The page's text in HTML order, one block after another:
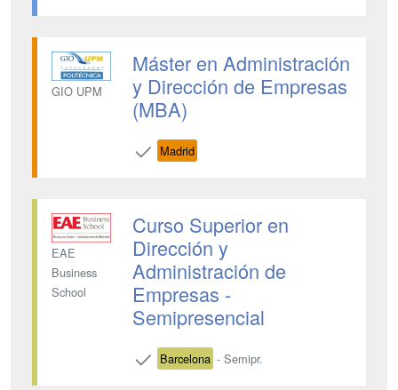
GIO UPM
Máster en Administración
y Dirección de Empresas
(MBA)
Madrid
EAE
Business
School
Curso Superior en
Dirección y
Administración de
Empresas -
Semipresencial
Barcelona - Semipr.